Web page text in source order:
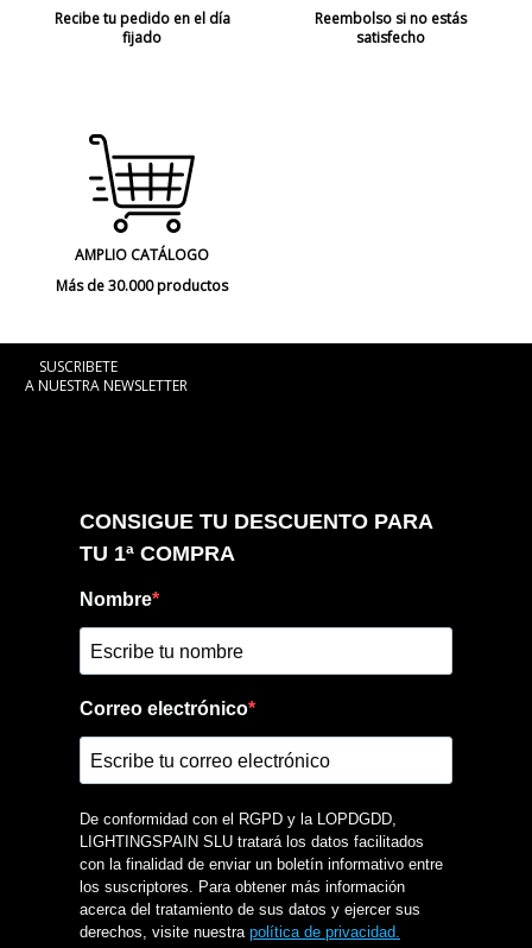
Recibe tu pedido en el día
fijado
Reembolso si no estás
satisfecho
AMPLIO CATÁLOGO
Más de 30.000 productos
SUSCRIBETE
A NUESTRA NEWSLETTER